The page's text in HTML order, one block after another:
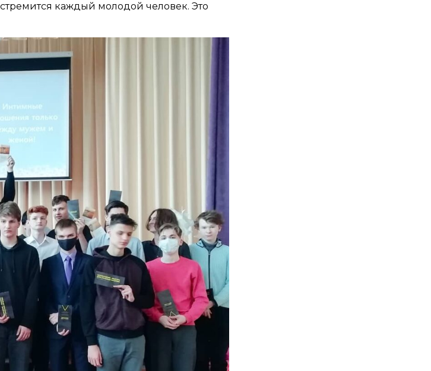
каждый молодой человек. Это